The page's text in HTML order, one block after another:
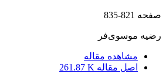
صفحه 821-835
رضیه موسوی‌فر
مشاهده مقاله
اصل مقاله 261.87 K